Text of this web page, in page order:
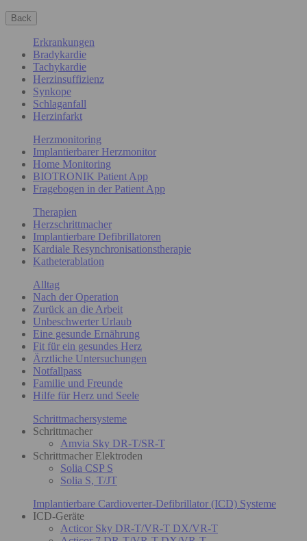
Back
Erkrankungen
Bradykardie
Tachykardie
Herzinsuffizienz
Synkope
Schlaganfall
Herzinfarkt
Herzmonitoring
Implantierbarer Herzmonitor
Home Monitoring
BIOTRONIK Patient App
Fragebogen in der Patient App
Therapien
Herzschrittmacher
Implantierbare Defibrillatoren
Kardiale Resynchronisationstherapie
Katheterablation
Alltag
Nach der Operation
Zurück an die Arbeit
Unbeschwerter Urlaub
Eine gesunde Ernährung
Fit für ein gesundes Herz
Ärztliche Untersuchungen
Notfallpass
Familie und Freunde
Hilfe für Herz und Seele
Schrittmachersysteme
Schrittmacher
Amvia Sky DR-T/SR-T
Schrittmacher Elektroden
Solia CSP S
Solia S, T/JT
Implantierbare Cardioverter-Defibrillator (ICD) Systeme
ICD-Geräte
Acticor Sky DR-T/VR-T DX/VR-T